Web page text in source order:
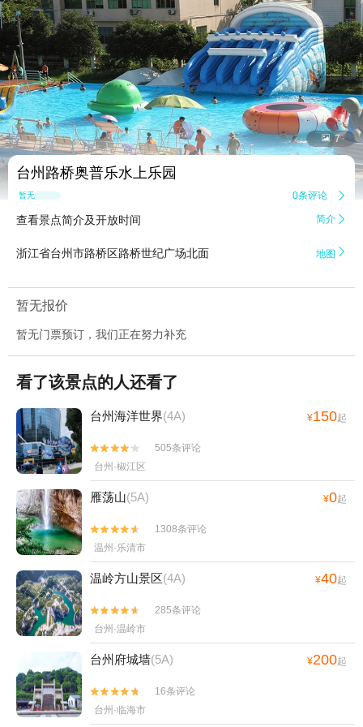
 7
台州路桥奥普乐水上乐园
暂无点评 0条评论 
查看景点简介及开放时间 简介 
浙江省台州市路桥区路桥世纪广场北面 地图 
暂无报价
暂无门票预订，我们正在努力补充
看了该景点的人还看了
台州海洋世界(4A) ¥150起


505条评论
台州·椒江区
雁荡山(5A) ¥0起


1308条评论
温州·乐清市
温岭方山景区(4A) ¥40起


285条评论
台州·温岭市
台州府城墙(5A) ¥200起


16条评论
台州·临海市
